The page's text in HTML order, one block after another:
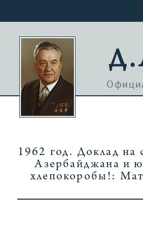
1962 год. Доклад на
Азербайджана и
хлепокоробы!: